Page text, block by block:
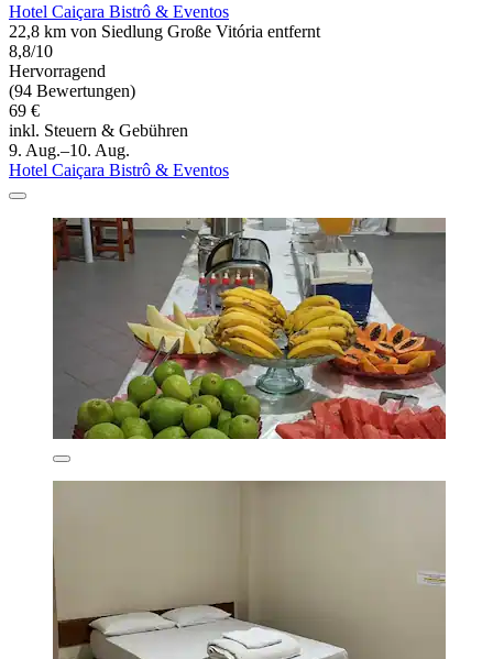
Hotel Caiçara Bistrô & Eventos
22,8 km von Siedlung Große Vitória entfernt
8,8/10
Hervorragend
(94 Bewertungen)
69 €
inkl. Steuern & Gebühren
9. Aug.–10. Aug.
Hotel Caiçara Bistrô & Eventos